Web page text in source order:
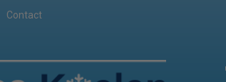
Contact